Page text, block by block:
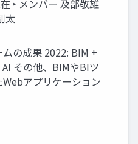
‣ メンバー 及部敬雄
太
の成果 2022: BIM +
その他、BIMやBIツ
アプリケーション